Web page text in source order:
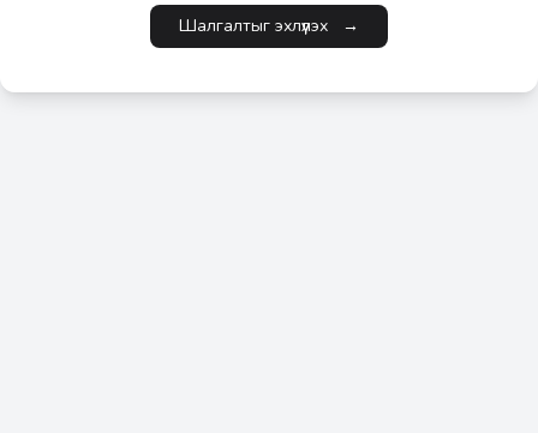
Шалгалтыг эхлүүлэх →